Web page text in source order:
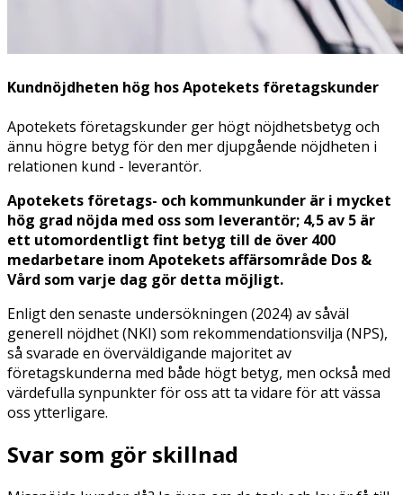
Kundnöjdheten hög hos Apotekets företagskunder
Apotekets företagskunder ger högt nöjdhetsbetyg och
ännu högre betyg för den mer djupgående nöjdheten i
relationen kund - leverantör.
Apotekets företags- och kommunkunder är i mycket
hög grad nöjda med oss som leverantör; 4,5 av 5 är
ett utomordentligt fint betyg till de över 400
medarbetare inom Apotekets affärsområde Dos &
Vård som varje dag gör detta möjligt.
Enligt den senaste undersökningen (2024) av såväl
generell nöjdhet (NKI) som rekommendationsvilja (NPS),
så svarade en överväldigande majoritet av
företagskunderna med både högt betyg, men också med
värdefulla synpunkter för oss att ta vidare för att vässa
oss ytterligare.
Svar som gör skillnad